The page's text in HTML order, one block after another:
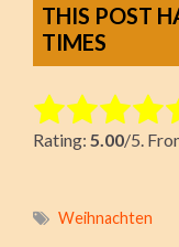
THIS POST
TIMES
Rate this item:
Submit Rating
Rating: 5.00/5.
Weihnachten